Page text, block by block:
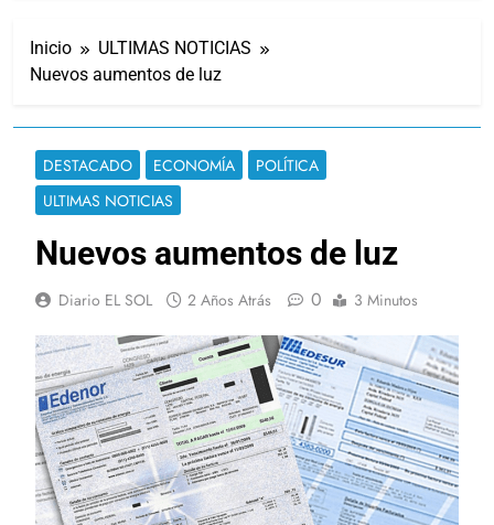
Inicio
ULTIMAS NOTICIAS
Nuevos aumentos de luz
DESTACADO ECONOMÍA
POLÍTICA
ULTIMAS NOTICIAS
Nuevos aumentos de luz
Diario EL SOL 2 Años Atrás 0 3 Minutos